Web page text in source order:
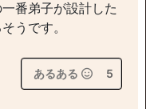
番弟子が設計した
うです。
あるある 5